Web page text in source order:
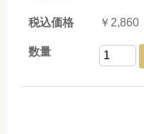
￥2,860